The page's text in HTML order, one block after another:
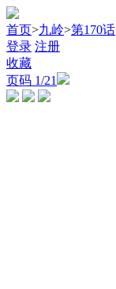
首页>九岭>第170话
登录 注册
收藏
页码 1/21